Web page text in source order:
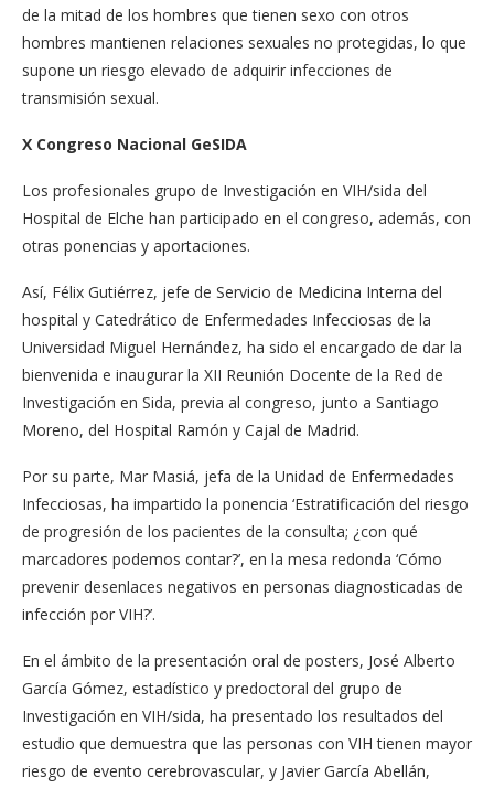
de la mitad de los hombres que tienen sexo con otros
hombres mantienen relaciones sexuales no protegidas, lo que
supone un riesgo elevado de adquirir infecciones de
transmisión sexual.
X Congreso Nacional GeSIDA
Los profesionales grupo de Investigación en VIH/sida del
Hospital de Elche han participado en el congreso, además, con
otras ponencias y aportaciones.
Así, Félix Gutiérrez, jefe de Servicio de Medicina Interna del
hospital y Catedrático de Enfermedades Infecciosas de la
Universidad Miguel Hernández, ha sido el encargado de dar la
bienvenida e inaugurar la XII Reunión Docente de la Red de
Investigación en Sida, previa al congreso, junto a Santiago
Moreno, del Hospital Ramón y Cajal de Madrid.
Por su parte, Mar Masiá, jefa de la Unidad de Enfermedades
Infecciosas, ha impartido la ponencia ‘Estratificación del riesgo
de progresión de los pacientes de la consulta; ¿con qué
marcadores podemos contar?’, en la mesa redonda ‘Cómo
prevenir desenlaces negativos en personas diagnosticadas de
infección por VIH?’.
En el ámbito de la presentación oral de posters, José Alberto
García Gómez, estadístico y predoctoral del grupo de
Investigación en VIH/sida, ha presentado los resultados del
estudio que demuestra que las personas con VIH tienen mayor
riesgo de evento cerebrovascular, y Javier García Abellán,